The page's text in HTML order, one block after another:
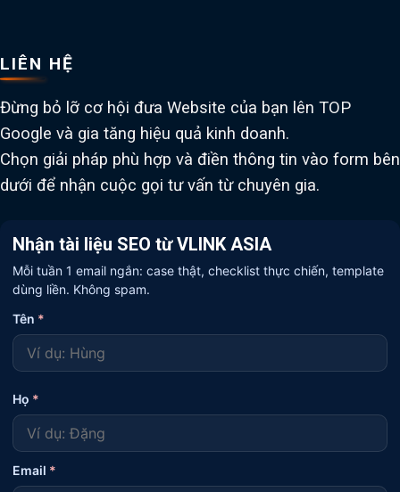
LIÊN HỆ
Đừng bỏ lỡ cơ hội đưa Website của bạn lên TOP
Google và gia tăng hiệu quả kinh doanh.
Chọn giải pháp phù hợp và điền thông tin vào form bên
dưới để nhận cuộc gọi tư vấn từ chuyên gia.
Nhận tài liệu SEO từ VLINK ASIA
Mỗi tuần 1 email ngắn: case thật, checklist thực chiến, template
dùng liền. Không spam.
Tên *
Họ *
Email *